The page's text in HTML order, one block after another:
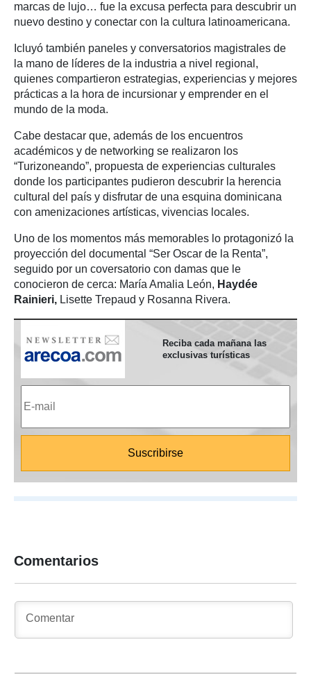
marcas de lujo… fue la excusa perfecta para descubrir un
nuevo destino y conectar con la cultura latinoamericana.
Icluyó también paneles y conversatorios magistrales de
la mano de líderes de la industria a nivel regional,
quienes compartieron estrategias, experiencias y mejores
prácticas a la hora de incursionar y emprender en el
mundo de la moda.
Cabe destacar que, además de los encuentros
académicos y de networking se realizaron los
“Turizoneando”, propuesta de experiencias culturales
donde los participantes pudieron descubrir la herencia
cultural del país y disfrutar de una esquina dominicana
con amenizaciones artísticas, vivencias locales.
Uno de los momentos más memorables lo protagonizó la
proyección del documental “Ser Oscar de la Renta”,
seguido por un coversatorio con damas que le
conocieron de cerca: María Amalia León, Haydée
Rainieri, Lisette Trepaud y Rosanna Rivera.
Reciba cada mañana las
exclusivas turísticas
Comentarios